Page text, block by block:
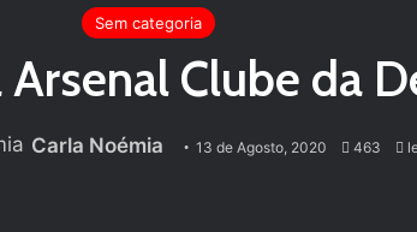
Sem categoria
Clube da
Carla Noémia 13 de Agosto, 2020 463